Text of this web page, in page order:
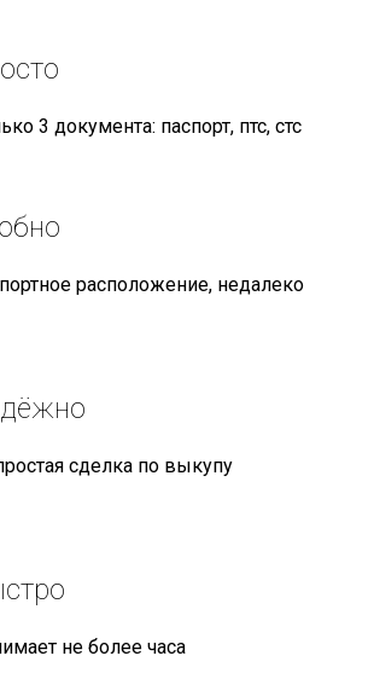
3 документа: паспорт, птс, стс
расположение, недалеко
сделка по выкупу
не более часа